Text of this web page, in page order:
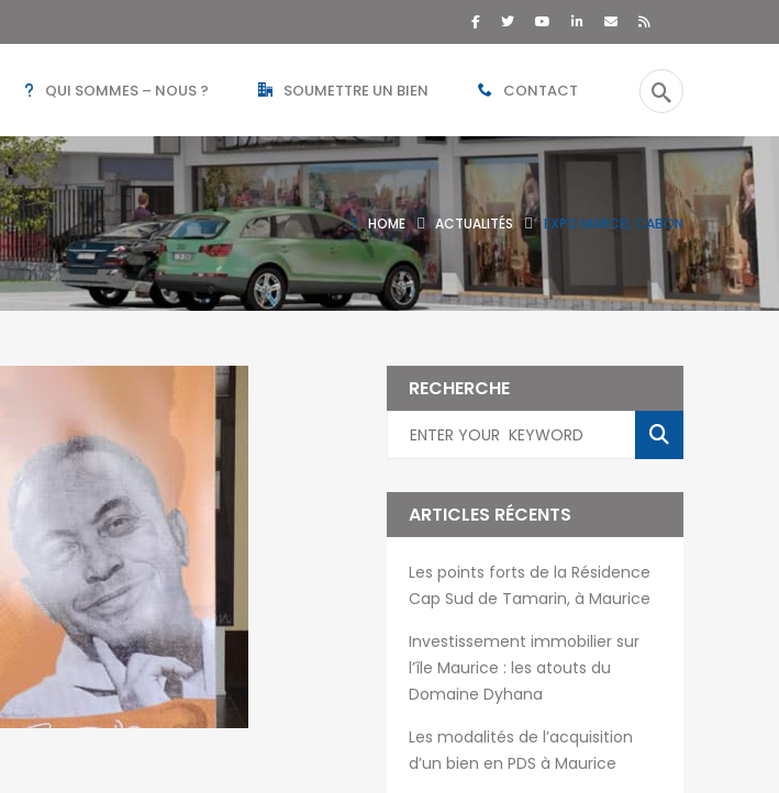
QUI SOMMES – NOUS ? SOUMETTRE UN BIEN CONTACT
HOME ACTUALITÉS EXPO MARCEL CABON
RECHERCHE
ARTICLES RÉCENTS
Les points forts de la Résidence
Cap Sud de Tamarin, à Maurice
Investissement immobilier sur
l’île Maurice : les atouts du
Domaine Dyhana
Les modalités de l’acquisition
d’un bien en PDS à Maurice